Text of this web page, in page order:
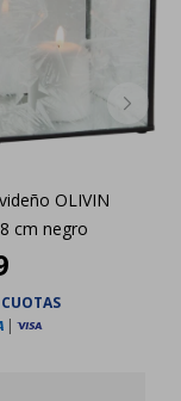
OLIVIN
cm negro
|